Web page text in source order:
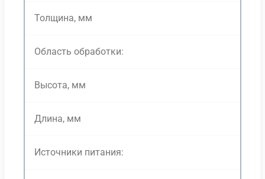
Толщина, мм
Область обработки:
Высота, мм
Длина, мм
Источники питания: